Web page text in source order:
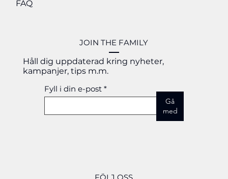
JOIN THE FAMILY
Håll dig uppdaterad kring nyheter,
kampanjer, tips m.m.
Fyll i din e-post
Gå
med
FAQ